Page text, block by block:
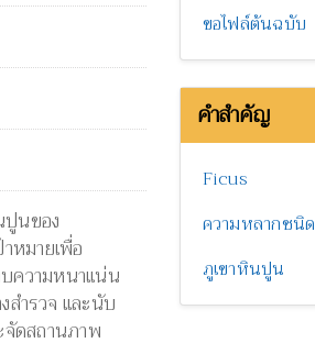
ปูนของ
หมายเพื่อ
ความหนาแน่น
สำรวจ และนับ
จัดสถานภาพ
ขอไฟล์ต้นฉบับ
คำสำคัญ
Ficus
ความหลากชนิด
ภูเขาหินปูน